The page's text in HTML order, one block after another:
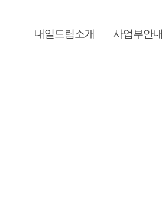
내일드림소개 사업부안내